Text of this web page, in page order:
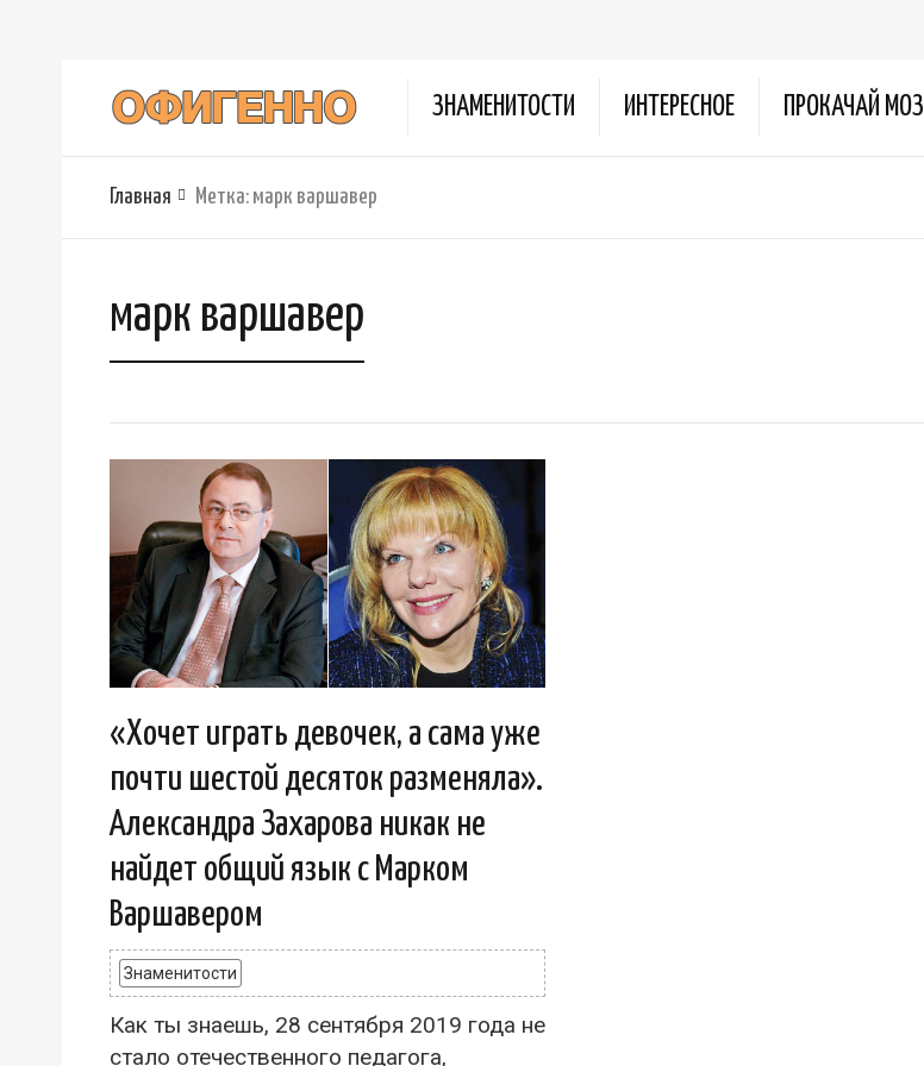
ЗНАМЕНИТОСТИ ИНТЕРЕСНОЕ ПРОКАЧАЙ МОЗГ
Главная Метка: марк варшавер
марк варшавер
«Хочет играть девочек, а сама уже
почти шестой десяток разменяла».
Александра Захарова никак не
найдет общий язык с Марком
Варшавером
Знаменитости
Как ты знаешь, 28 сентября 2019 года не
стало отечественного педагога,